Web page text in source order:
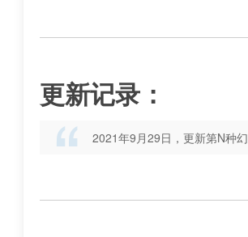
更新记录：
2021年9月29日，更新第N种